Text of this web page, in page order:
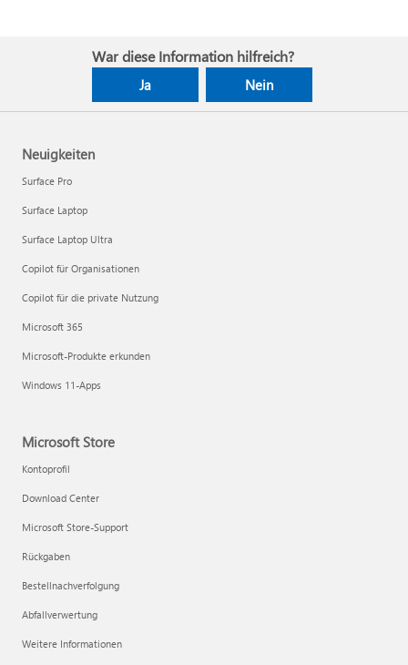
War diese Information hilfreich?
Ja Nein
Neuigkeiten
Surface Pro
Surface Laptop
Surface Laptop Ultra
Copilot für Organisationen
Copilot für die private Nutzung
Microsoft 365
Microsoft-Produkte erkunden
Windows 11-Apps
Microsoft Store
Kontoprofil
Download Center
Microsoft Store-Support
Rückgaben
Bestellnachverfolgung
Abfallverwertung
Weitere Informationen